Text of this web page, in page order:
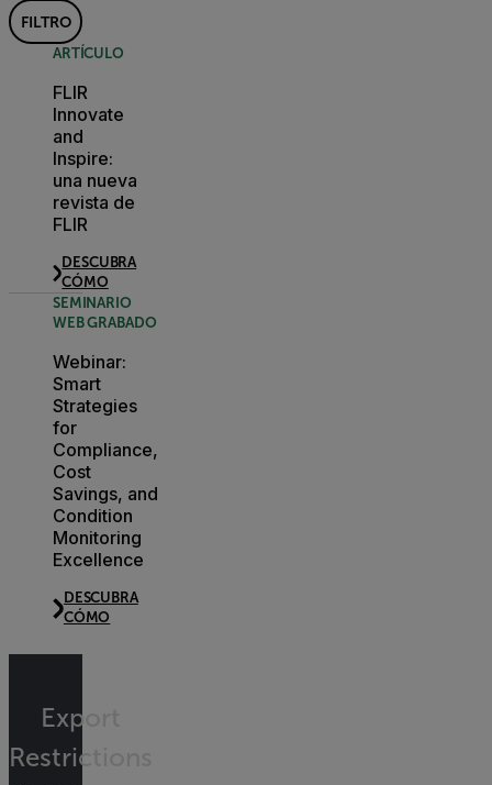
FILTRO
ARTÍCULO
FLIR
Innovate
and
Inspire:
una nueva
revista de
FLIR
DESCUBRA
CÓMO
SEMINARIO
WEB GRABADO
Webinar:
Smart
Strategies
for
Compliance,
Cost
Savings, and
Condition
Monitoring
Excellence
DESCUBRA
CÓMO
Export
Restrictions